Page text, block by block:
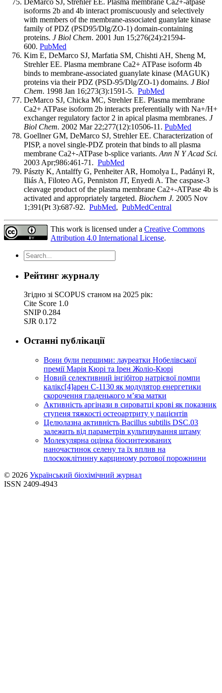
DeMarco SJ, Strehler EE. Plasma membrane Ca2+-atpase
isoforms 2b and 4b interact promiscuously and selectively
with members of the membrane-associated guanylate kinase
family of PDZ (PSD95/Dlg/ZO-1) domain-containing
proteins. J Biol Chem. 2001 Jun 15;276(24):21594-
600. PubMed
Kim E, DeMarco SJ, Marfatia SM, Chishti AH, Sheng M,
Strehler EE. Plasma membrane Ca2+ ATPase isoform 4b
binds to membrane-associated guanylate kinase (MAGUK)
proteins via their PDZ (PSD-95/Dlg/ZO-1) domains. J Biol
Chem. 1998 Jan 16;273(3):1591-5. PubMed
DeMarco SJ, Chicka MC, Strehler EE. Plasma membrane
Ca2+ ATPase isoform 2b interacts preferentially with Na+/H+
exchanger regulatory factor 2 in apical plasma membranes. J
Biol Chem. 2002 Mar 22;277(12):10506-11. PubMed
Goellner GM, DeMarco SJ, Strehler EE. Characterization of
PISP, a novel single-PDZ protein that binds to all plasma
membrane Ca2+-ATPase b-splice variants. Ann N Y Acad Sci.
2003 Apr;986:461-71. PubMed
Pászty K, Antalffy G, Penheiter AR, Homolya L, Padányi R,
Iliás A, Filoteo AG, Penniston JT, Enyedi A. The caspase-3
cleavage product of the plasma membrane Ca2+-ATPase 4b is
activated and appropriately targeted. Biochem J. 2005 Nov
1;391(Pt 3):687-92. PubMed, PubMedCentral
This work is licensed under a Creative Commons
Attribution 4.0 International License.
Рейтинг журналу
Згідно зі SCOPUS станом на 2025 рік:
Cite Score 1.0
SNIP 0.284
SJR 0.172
Останні публікації
Вони були першими: лауреатки Нобелівської
премії Марія Кюрі та Ірен Жоліо-Кюрі
Новий cелективний інгібітор натрієвої помпи
калікс[4]арен C-1130 як модулятор енергетики
скорочення гладенького м’яза матки
Активність аргінази в сироватці крові як показник
ступеня тяжкості остеоартриту у пацієнтів
Целюлазна активність Bacillus subtilis DSC.03
залежить від параметрів культивування штаму
Молекулярна оцінка біосинтезованих
наночастинок селену та їх вплив на
плоскоклітинну карциному ротової порожнини
© 2026 Український біохімічний журнал
ISSN 2409-4943